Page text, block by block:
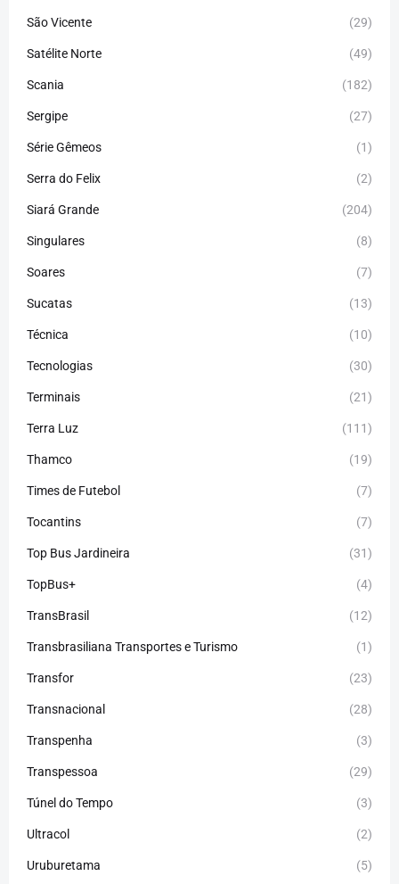
São Vicente (29)
Satélite Norte (49)
Scania (182)
Sergipe (27)
Série Gêmeos (1)
Serra do Felix (2)
Siará Grande (204)
Singulares (8)
Soares (7)
Sucatas (13)
Técnica (10)
Tecnologias (30)
Terminais (21)
Terra Luz (111)
Thamco (19)
Times de Futebol (7)
Tocantins (7)
Top Bus Jardineira (31)
TopBus+ (4)
TransBrasil (12)
Transbrasiliana Transportes e Turismo (1)
Transfor (23)
Transnacional (28)
Transpenha (3)
Transpessoa (29)
Túnel do Tempo (3)
Ultracol (2)
Uruburetama (5)